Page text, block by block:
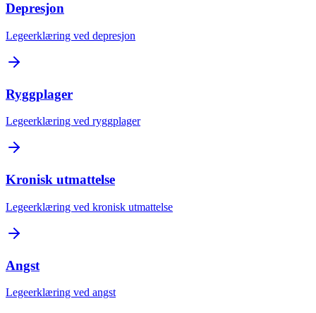
Depresjon
Legeerklæring ved depresjon
Ryggplager
Legeerklæring ved ryggplager
Kronisk utmattelse
Legeerklæring ved kronisk utmattelse
Angst
Legeerklæring ved angst